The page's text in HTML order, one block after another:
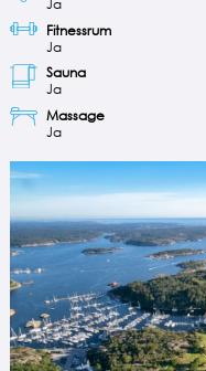
Ja
Fitnessrum
Ja
Sauna
Ja
Massage
Ja